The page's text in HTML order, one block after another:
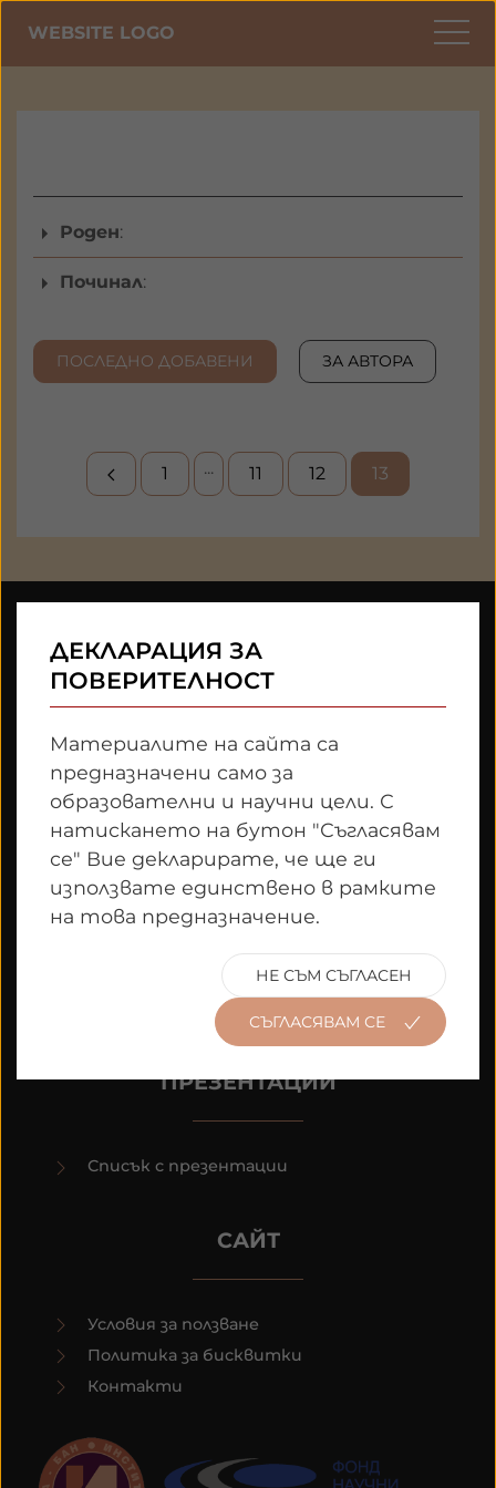
WEBSITE LOGO
Роден:
Починал:
ПОСЛЕДНО ДОБАВЕНИ ЗА АВТОРА
1 ... 11 12 13
ПРОЕКТ
За проекта
Екип
Сътрудничество
ИНИЦИАТИВИ
Предстоящи събития
Минали събития
ПРЕЗЕНТАЦИИ
Списък с презентации
САЙТ
Условия за ползване
Политика за бисквитки
Контакти
ДЕКЛАРАЦИЯ ЗА
ПОВЕРИТЕЛНОСТ
Материалите на сайта са
предназначени само за
образователни и научни цели. С
натискането на бутон "Съгласявам
се" Вие декларирате, че ще ги
използвате единствено в рамките
на това предназначение.
НЕ СЪМ СЪГЛАСЕН
СЪГЛАСЯВАМ СЕ